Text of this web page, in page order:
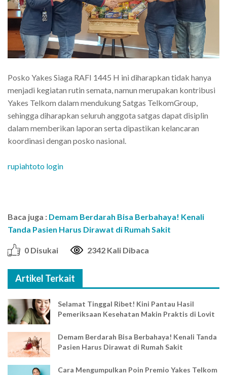
Posko Yakes Siaga RAFI 1445 H ini diharapkan tidak hanya
menjadi kegiatan rutin semata, namun merupakan kontribusi
Yakes Telkom dalam mendukung Satgas TelkomGroup,
sehingga diharapkan seluruh anggota satgas dapat disiplin
dalam memberikan laporan serta dipastikan kelancaran
koordinasi dengan posko nasional.
rupiahtoto login
Baca juga : Demam Berdarah Bisa Berbahaya! Kenali
Tanda Pasien Harus Dirawat di Rumah Sakit
0 Disukai 2342 Kali Dibaca
Artikel Terkait
Selamat Tinggal Ribet! Kini Pantau Hasil
Pemeriksaan Kesehatan Makin Praktis di Lovit
Demam Berdarah Bisa Berbahaya! Kenali Tanda
Pasien Harus Dirawat di Rumah Sakit
Cara Mengumpulkan Poin Premio Yakes Telkom